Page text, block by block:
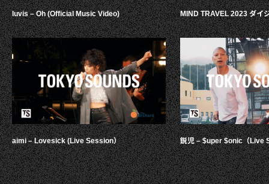
luvis – Oh (Official Music Video)
aimi – Lovesick (Live Session）
MIND TRAVEL 2023 ダイ
鋭児 – $uper $onic（Live